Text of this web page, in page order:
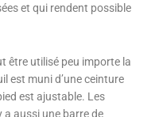
et qui rendent possible
être utilisé peu importe la
est muni d’une ceinture
est ajustable. Les
a aussi une barre de